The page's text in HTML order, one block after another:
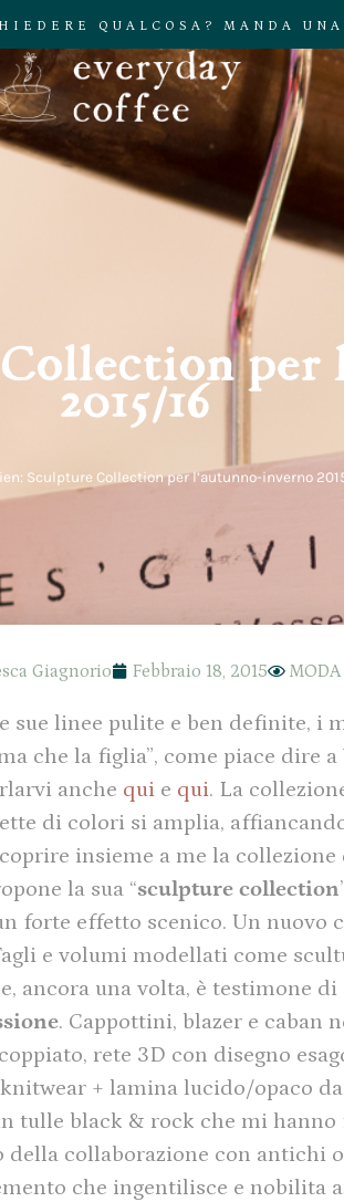
QUALCOSA? MANDA
Collection
2015/16
Sculpture Collection per l’autunno-inverno
Giagnorio Febbraio 18, 2015 MODA
sue linee pulite e ben definite, i
che la figlia”, come piace dire
anche qui e qui. La
di colori si amplia,
insieme a me la
la sua “sculpture collection
forte effetto scenico. Un nuovo
e volumi modellati come
ancora una volta, è testimone
. Cappottini, blazer e caban
rete 3D con disegno
+ lamina lucido/opaco
tulle black & rock che mi
della collaborazione con
che ingentilisce e nobilita